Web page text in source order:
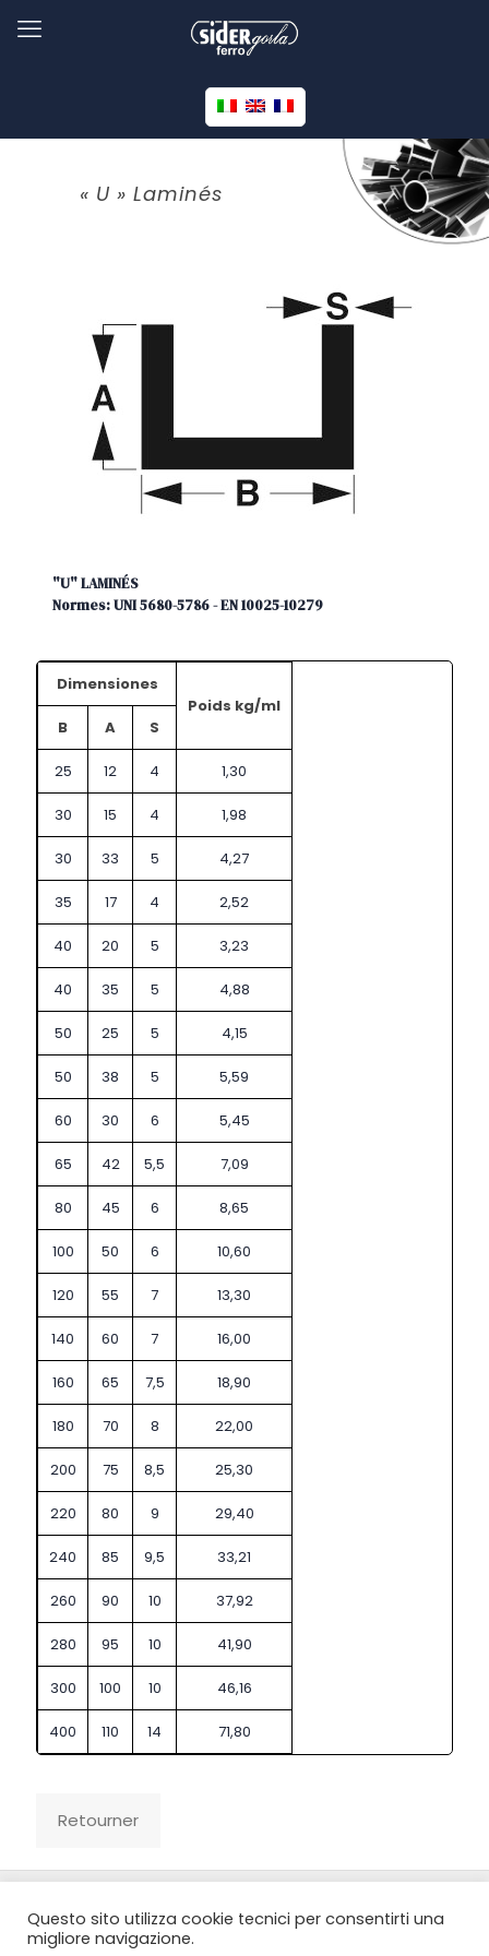
« U » Laminés
"U" LAMINÉS
Normes: UNI 5680-5786 - EN 10025-10279
Dimensiones
Poids kg/ml
B
A S
25 12 4 1,30
30 15 4 1,98
30 33 5 4,27
35 17 4 2,52
40 20 5 3,23
40 35 5 4,88
50 25 5 4,15
50 38 5 5,59
60 30 6 5,45
65 42 5,5 7,09
80 45 6 8,65
100 50 6 10,60
120 55 7 13,30
140 60 7 16,00
160 65 7,5 18,90
180 70 8 22,00
200 75 8,5 25,30
220 80 9 29,40
240 85 9,5 33,21
260 90 10 37,92
280 95 10 41,90
300 100 10 46,16
400 110 14 71,80
© 2022 Sidergorla s.p.a. All Rights Reserved | P.Iva
01232040137 | n. REA CO-178355 |
Questo sito utilizza cookie tecnici per consentirti una
migliore navigazione.